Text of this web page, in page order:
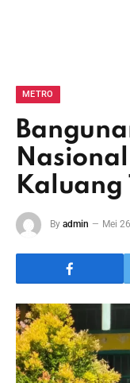
METRO
Kaluang
By admin Mei